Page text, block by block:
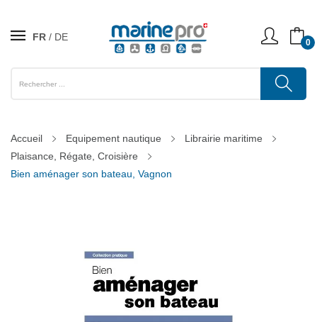
FR DE 0
Accueil Equipement nautique
Librairie maritime
Plaisance, Régate, Croisière
Bien aménager son bateau, Vagnon